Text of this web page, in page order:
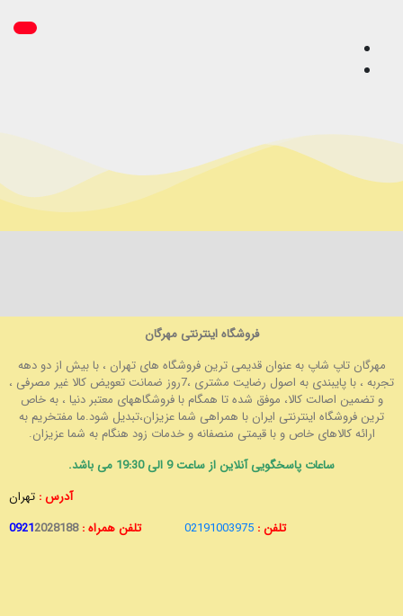
فروشگاه اینترنتی مهرگان
مهرگان تاپ شاپ به عنوان قدیمی ترین فروشگاه های تهران ، با بیش از دو دهه
تجربه ، با پایبندی به اصول رضایت مشتری ،7روز ضمانت تعویض کالا غیر مصرفی ،
و تضمین اصالت کالا، موفق شده تا همگام با فروشگاههای معتبر دنیا ، به خاص
ترین فروشگاه اینترنتی ایران با همراهی شما عزیزان،تبدیل شود.ما مفتخریم به
ارائه کالاهای خاص و با قیمتی منصفانه و خدمات زود هنگام به شما عزیزان.
ساعات پاسخگویی آنلاین از ساعت 9 الی 19:30 می باشد.
آدرس : تهران
تلفن : 02191003975 تلفن همراه : 09212028188